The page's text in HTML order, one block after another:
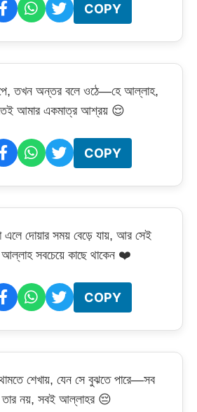
COPY
তখন অন্তর বলে ওঠে—হে আল্লাহ,
আমার একমাত্র আশ্রয় 😌
COPY
এলে দোয়ার সময় বেড়ে যায়, আর সেই
আল্লাহ সবচেয়ে কাছে থাকেন ❤️
COPY
শেখায়, যেন সে বুঝতে পারে—সব
তার নয়, সবই আল্লাহর 😔